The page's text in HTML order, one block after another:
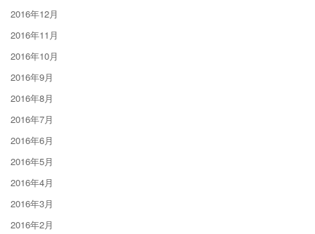
2016年12月
2016年11月
2016年10月
2016年9月
2016年8月
2016年7月
2016年6月
2016年5月
2016年4月
2016年3月
2016年2月